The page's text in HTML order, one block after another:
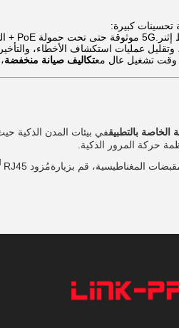
عمليات استكشاف الأخطاء،
وقت تشغيل عال معتكاليف صيانة منخفضة
الخاصة بالتطبيقفي بيئات المدن الذكية
حركة المرور الذكية.
مُزود RJ45